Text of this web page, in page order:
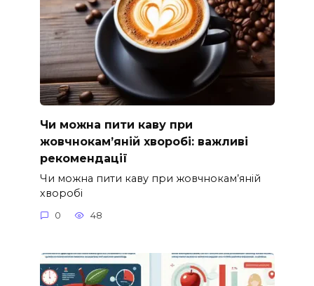
Чи можна пити каву при
жовчнокам’яній хворобі: важливі
рекомендації
Чи можна пити каву при жовчнокам’яній
хворобі
0 48